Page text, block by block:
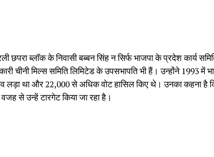
छपरा ब्लॉक के निवासी बब्बन सिंह न सिर्फ भाजपा के प्रदेश कार्य
चीनी मिल्स समिति लिमिटेड के उपसभापति भी हैं। उन्होंने 1993 में
लड़ा था और 22,000 से अधिक वोट हासिल किए थे। उनका कहना है
से उन्हें टारगेट किया जा रहा है।